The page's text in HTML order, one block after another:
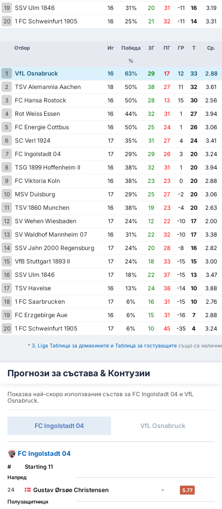
19
SSV Ulm 1846 16 31% 20 31 -11 16
3.19
20
1 FC Schweinfurt 1905 16 25% 21 32 -11 14 3.31
Отбор Иг Победа
%
ЗГ ПГ ГР Т Ср.
1 VfL Osnabruck 16 63% 29 17 12 33
2.88
2
TSV Alemannia Aachen 18 50% 38 27 11 32
3.61
3
FC Hansa Rostock 16 50% 28 13 15 30
2.56
4
Rot Weiss Essen 16 44% 32 31 1 27
3.94
5
FC Energie Cottbus 16 50% 25 24 1 26
3.06
6
SC Verl 1924 17 35% 31 27 4 24
3.41
7
FC Ingolstadt 04 17 29% 29 26 3 20
3.24
8
TSG 1899 Hoffenheim II 16 38% 32 31 1 20
3.94
9
FC Viktoria Koln 16 38% 23 23 0 20
2.88
10
MSV Duisburg 17 29% 25 27 -2 20
3.06
11
TSV 1860 Munchen 16 38% 19 23 -4 20
2.63
12
SV Wehen Wiesbaden 17 24% 12 22 -10 17
2.00
13
SV Waldhof Mannheim 07 16 31% 22 32 -10 17
3.38
14
SSV Jahn 2000 Regensburg 17 24% 20 28 -8 16
2.82
15
VfB Stuttgart 1893 II 17 24% 18 33 -15 15
3.00
16
SSV Ulm 1846 17 18% 22 37 -15 13
3.47
17
TSV Havelse 16 13% 24 38 -14 10
3.88
18
1 FC Saarbrucken 17 6% 16 31 -15 10
2.76
19
FC Erzgebirge Aue 16 6% 15 31 -16 7
2.88
20
1 FC Schweinfurt 1905 17 6% 10 45 -35 4 3.24
* 3. Liga Таблица за домакините и Таблица за гостуващите също са налични
Прогнози за състава & Контузии
Показва най-скоро използвания състав за FC Ingolstadt 04 и VfL
Osnabruck.
FC Ingolstadt 04 VfL Osnabruck
FC Ingolstadt 04
# Starting 11
Напред
24
Gustav Ørsøe Christensen - 5.77
Полузащитници